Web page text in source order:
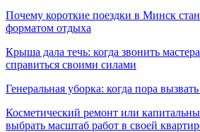
Почему короткие поездки в Минск
форматом отдыха
Крыша дала течь: когда звонить
справиться своими силами
Генеральная уборка: когда пора
Косметический ремонт или
выбрать масштаб работ в своей